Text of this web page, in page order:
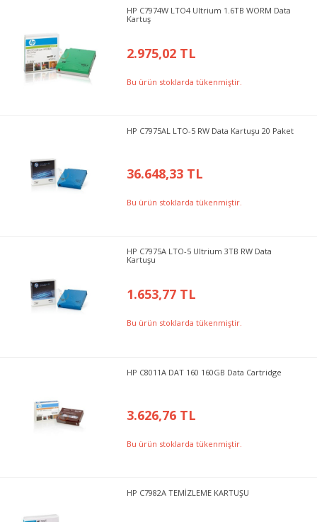
HP C7974W LTO4 Ultrium 1.6TB WORM Data
Kartuş
2.975,02 TL
Bu ürün stoklarda tükenmiştir.
HP C7975AL LTO-5 RW Data Kartuşu 20 Paket
36.648,33 TL
Bu ürün stoklarda tükenmiştir.
HP C7975A LTO-5 Ultrium 3TB RW Data
Kartuşu
1.653,77 TL
Bu ürün stoklarda tükenmiştir.
HP C8011A DAT 160 160GB Data Cartridge
3.626,76 TL
Bu ürün stoklarda tükenmiştir.
HP C7982A TEMİZLEME KARTUŞU